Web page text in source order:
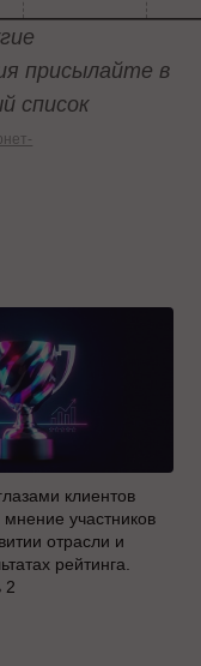
присылайте в
список
клиентов
мнение участников
отрасли и
рейтинга.
2